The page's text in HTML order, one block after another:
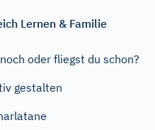
Lernen & Familie
oder fliegst du schon?
gestalten